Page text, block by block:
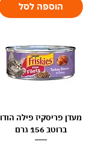
הוספה לסל
מעדן פריסקיז פילה הודו
ברוטב 156 גרם